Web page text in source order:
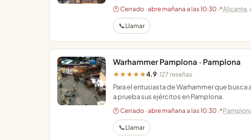
🕐 Cerrado · abre mañana a las 10:30 📍Alicante,
📞Llamar
Warhammer Pamplona · Pamplona
★★★★★4.9· 127 reseñas
Para el entusiasta de Warhammer que
a prueba sus ejércitos en Pamplona.
🕐 Cerrado · abre mañana a las 10:30 📍
📞Llamar